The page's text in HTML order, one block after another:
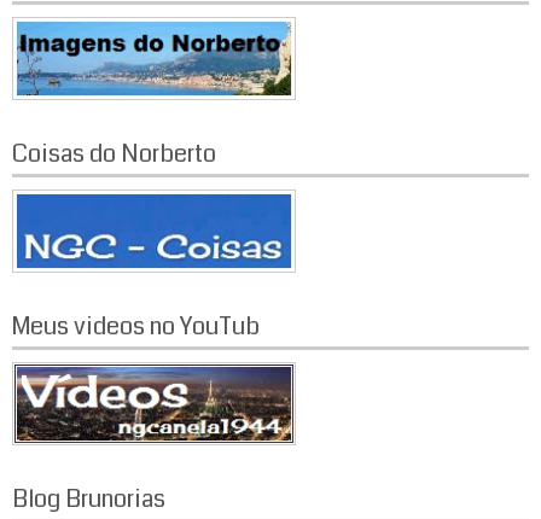
Coisas do Norberto
Meus videos no YouTub
Blog Brunorias